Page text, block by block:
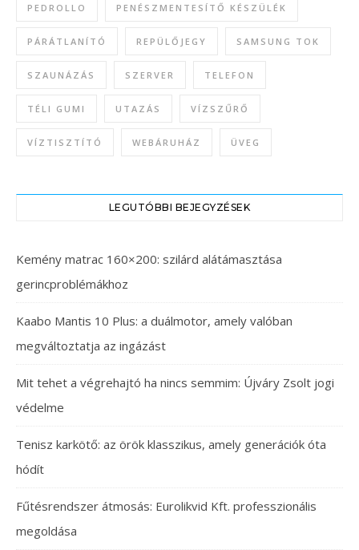
PEDROLLO PENÉSZMENTESÍTŐ KÉSZÜLÉK
PÁRÁTLANÍTÓ REPÜLŐJEGY SAMSUNG TOK
SZAUNÁZÁS SZERVER TELEFON
TÉLI GUMI UTAZÁS VÍZSZŰRŐ
VÍZTISZTÍTÓ WEBÁRUHÁZ ÜVEG
LEGUTÓBBI BEJEGYZÉSEK
Kemény matrac 160×200: szilárd alátámasztása
gerincproblémákhoz
Kaabo Mantis 10 Plus: a duálmotor, amely valóban
megváltoztatja az ingázást
Mit tehet a végrehajtó ha nincs semmim: Újváry Zsolt jogi
védelme
Tenisz karkötő: az örök klasszikus, amely generációk óta
hódít
Fűtésrendszer átmosás: Eurolikvid Kft. professzionális
megoldása